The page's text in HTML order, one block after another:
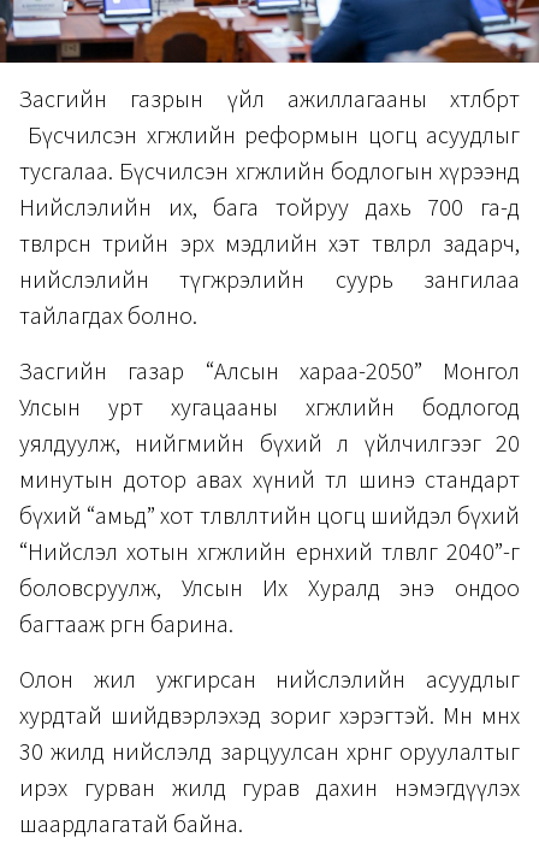
Засгийн газрын үйл ажиллагааны хөтөлбөрт
Бүсчилсэн хөгжлийн реформын цогц асуудлыг
тусгалаа. Бүсчилсэн хөгжлийн бодлогын хүрээнд
Нийслэлийн их, бага тойруу дахь 700 га-д
төвлөрсөн төрийн эрх мэдлийн хэт төвлөрөл задарч,
нийслэлийн түгжрэлийн суурь зангилаа
тайлагдах болно.
Засгийн газар “Алсын хараа-2050” Монгол
Улсын урт хугацааны хөгжлийн бодлогод
уялдуулж, нийгмийн бүхий л үйлчилгээг 20
минутын дотор авах хүний төлөө шинэ стандарт
бүхий “амьд” хот төлөвлөлтийн цогц шийдэл бүхий
“Нийслэл хотын хөгжлийн ерөнхий төлөвлөгөө 2040”-г
боловсруулж, Улсын Их Хуралд энэ ондоо
багтааж өргөн барина.
Олон жил ужгирсан нийслэлийн асуудлыг
хурдтай шийдвэрлэхэд зориг хэрэгтэй. Мөн өмнөх
30 жилд нийслэлд зарцуулсан хөрөнгө оруулалтыг
ирэх гурван жилд гурав дахин нэмэгдүүлэх
шаардлагатай байна.